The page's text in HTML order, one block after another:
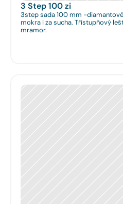
3 Step 100 zi
3step sada 100 mm -
mokra i za sucha. Třístupňový
mramor.